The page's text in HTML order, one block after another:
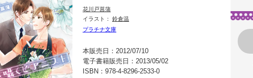
花川戸菖蒲
イラスト： 鈴倉温
プラチナ文庫
本販売日： 2012/07/10
電子書籍販売日： 2013/05/02
ISBN： 978-4-8296-2533-0